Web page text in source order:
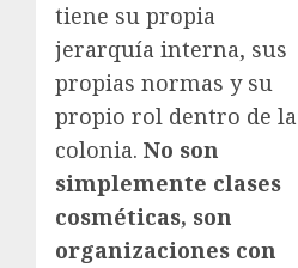
tiene su propia
jerarquía interna, sus
propias normas y su
propio rol dentro de la
colonia. No son
simplemente clases
cosméticas, son
organizaciones con